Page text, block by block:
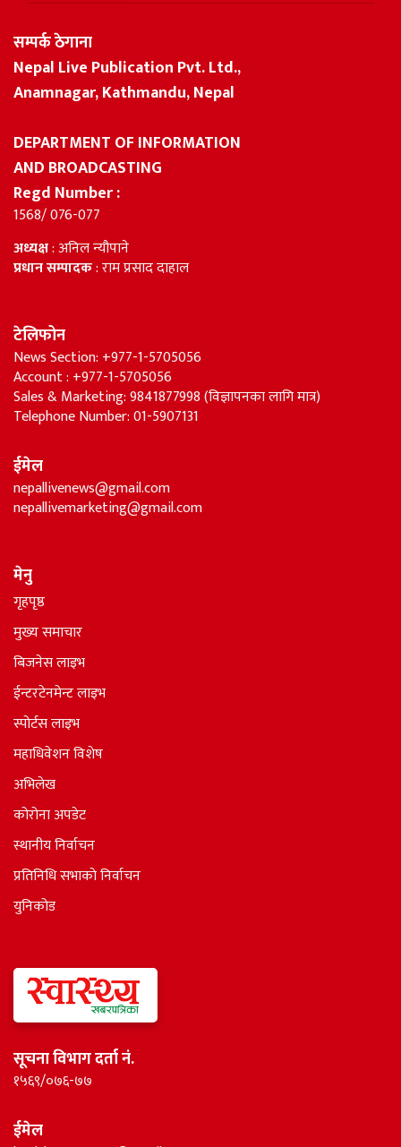
सम्पर्क ठेगाना
Nepal Live Publication Pvt. Ltd.,
Anamnagar, Kathmandu, Nepal
DEPARTMENT OF INFORMATION
AND BROADCASTING
Regd Number :
1568/ 076-077
अध्यक्ष: अनिल न्यौपाने
प्रधान सम्पादक: राम प्रसाद दाहाल
टेलिफोन
News Section: +977-1-5705056
Account : +977-1-5705056
Sales & Marketing: 9841877998 (विज्ञापनका लागि मात्र)
Telephone Number: 01-5907131
ईमेल
nepallivenews@gmail.com
nepallivemarketing@gmail.com
मेनु
गृहपृष्ठ
मुख्य समाचार
बिजनेस लाइभ
ईन्टरटेनमेन्ट लाइभ
स्पोर्टस लाइभ
महाधिवेशन विशेष
अभिलेख
कोरोना अपडेट
स्थानीय निर्वाचन
प्रतिनिधि सभाकाे निर्वाचन
युनिकोड
सूचना विभाग दर्ता नं.
१५६९/०७६-७७
ईमेल